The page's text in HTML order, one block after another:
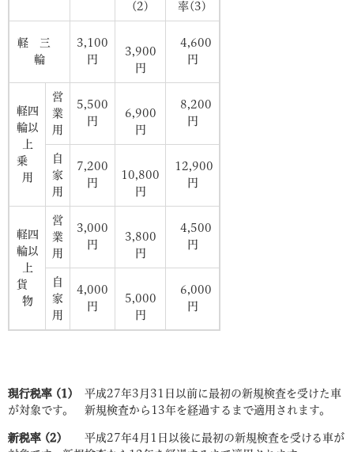
(2)
率(3)
軽 三
輪
3,100
円
3,900
円
4,600
円
軽四
輪以
上
乗
用
営
業
用
5,500
円
6,900
円
8,200
円
自
家
用
7,200
円
10,800
円
12,900
円
軽四
輪以
上
貨
物
営
業
用
3,000
円
3,800
円
4,500
円
自
家
用
4,000
円
5,000
円
6,000
円
現行税率 (1)
平成27年3月31日以前に最初の新規検査を受けた車
が対象です。 新規検査から13年を経過するまで適用されます。
新税率 (2)
平成27年4月1日以後に最初の新規検査を受ける車が